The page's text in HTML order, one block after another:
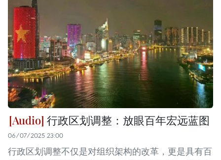
行政区划调整：放眼百年宏远蓝图
06/07/2025 23:00
行政区划调整不仅是对组织架构的改革，更是具有百